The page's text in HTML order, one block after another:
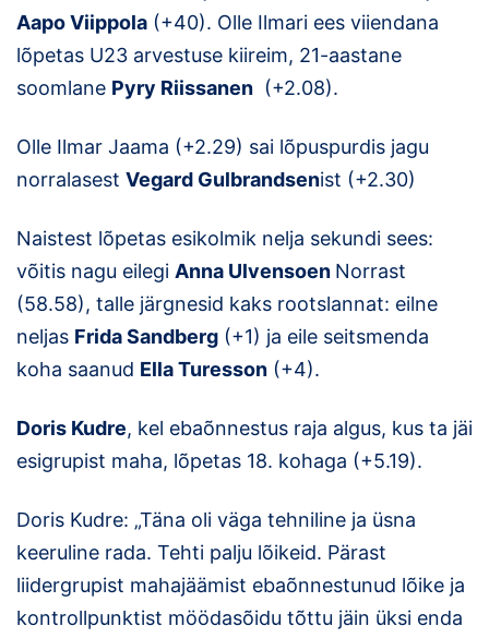
Aapo Viippola (+40). Olle Ilmari ees viiendana
lõpetas U23 arvestuse kiireim, 21-aastane
soomlane Pyry Riissanen (+2.08).
Olle Ilmar Jaama (+2.29) sai lõpuspurdis jagu
norralasest Vegard Gulbrandsenist (+2.30)
Naistest lõpetas esikolmik nelja sekundi sees:
võitis nagu eilegi Anna Ulvensoen Norrast
(58.58), talle järgnesid kaks rootslannat: eilne
neljas Frida Sandberg (+1) ja eile seitsmenda
koha saanud Ella Turesson (+4).
Doris Kudre, kel ebaõnnestus raja algus, kus ta jäi
esigrupist maha, lõpetas 18. kohaga (+5.19).
Doris Kudre: „Täna oli väga tehniline ja üsna
keeruline rada. Tehti palju lõikeid. Pärast
liidergrupist mahajäämist ebaõnnestunud lõike ja
kontrollpunktist möödasõidu tõttu jäin üksi enda